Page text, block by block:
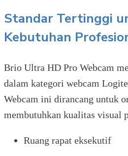
Standar Tertinggi
Kebutuhan
Brio Ultra HD Pro Webcam
dalam kategori webcam
Webcam ini dirancang untuk
membutuhkan kualitas visual
Ruang rapat eksekutif